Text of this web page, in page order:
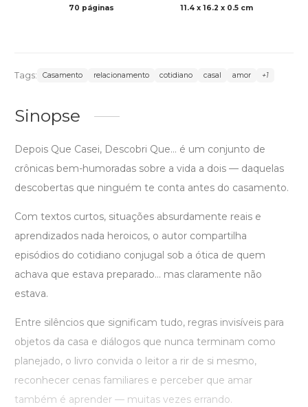
70 páginas 11.4 x 16.2 x 0.5 cm
Tags: Casamento relacionamento cotidiano casal amor +1
Sinopse
Depois Que Casei, Descobri Que… é um conjunto de
crônicas bem-humoradas sobre a vida a dois — daquelas
descobertas que ninguém te conta antes do casamento.
Com textos curtos, situações absurdamente reais e
aprendizados nada heroicos, o autor compartilha
episódios do cotidiano conjugal sob a ótica de quem
achava que estava preparado… mas claramente não
estava.
Entre silêncios que significam tudo, regras invisíveis para
objetos da casa e diálogos que nunca terminam como
planejado, o livro convida o leitor a rir de si mesmo,
reconhecer cenas familiares e perceber que amar
também é aprender — muitas vezes errando.